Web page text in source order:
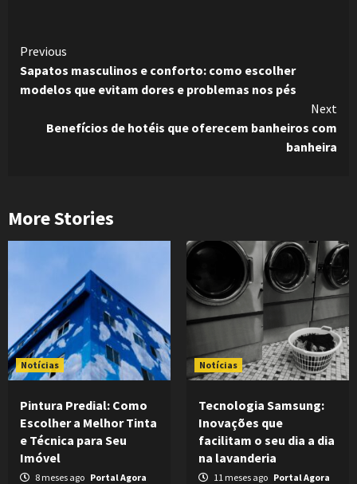
Continue
Reading
Previous
Sapatos masculinos e conforto: como escolher
modelos que evitam dores e problemas nos pés
Next
Benefícios de hotéis que oferecem banheiros com
banheira
More Stories
Notícias
Pintura Predial: Como
Escolher a Melhor Tinta
e Técnica para Seu
Imóvel
8 meses ago Portal Agora
Notícias
Tecnologia Samsung:
Inovações que
facilitam o seu dia a dia
na lavanderia
11 meses ago Portal Agora